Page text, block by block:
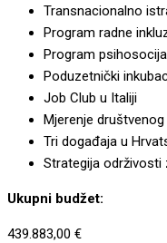
Transnacionalno
Program radne
Program
Poduzetnički
Job Club u Italiji
Mjerenje
Tri događaja u
Strategija održivosti
Ukupni budžet:
439.883,00 €